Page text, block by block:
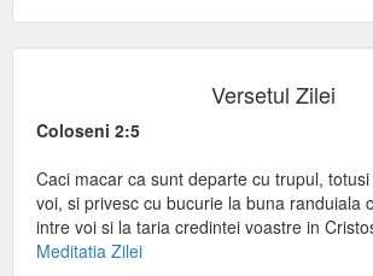
Versetul Zilei
Coloseni 2:5
Caci macar ca sunt departe cu trupul,
voi, si privesc cu bucurie la buna randuiala
intre voi si la taria credintei voastre in
Meditatia Zilei